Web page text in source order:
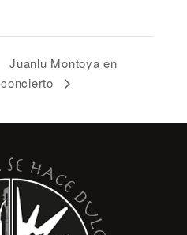
Juanlu Montoya en
concierto